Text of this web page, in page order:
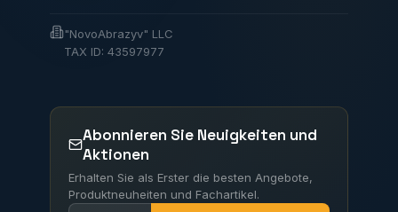
"NovoAbrazyv" LLC
TAX ID: 43597977
Abonnieren Sie Neuigkeiten und
Aktionen
Erhalten Sie als Erster die besten Angebote,
Produktneuheiten und Fachartikel.